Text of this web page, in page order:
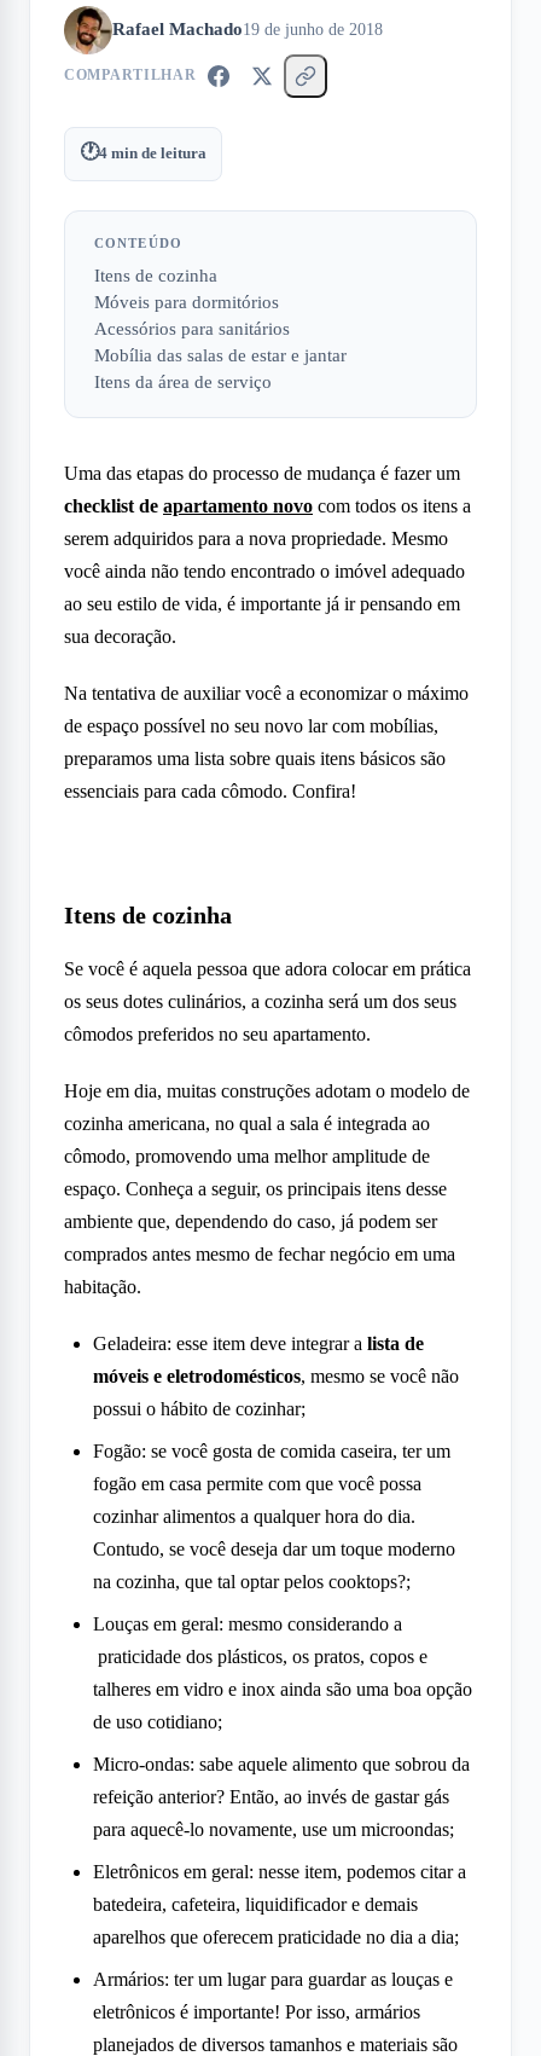
Rafael Machado19 de junho de 2018
COMPARTILHAR
🕐4 min de leitura
CONTEÚDO
Itens de cozinha
Móveis para dormitórios
Acessórios para sanitários
Mobília das salas de estar e jantar
Itens da área de serviço
Uma das etapas do processo de mudança é fazer um
checklist de apartamento novo com todos os itens a
serem adquiridos para a nova propriedade. Mesmo
você ainda não tendo encontrado o imóvel adequado
ao seu estilo de vida, é importante já ir pensando em
sua decoração.
Na tentativa de auxiliar você a economizar o máximo
de espaço possível no seu novo lar com mobílias,
preparamos uma lista sobre quais itens básicos são
essenciais para cada cômodo. Confira!
Itens de cozinha
Se você é aquela pessoa que adora colocar em prática
os seus dotes culinários, a cozinha será um dos seus
cômodos preferidos no seu apartamento.
Hoje em dia, muitas construções adotam o modelo de
cozinha americana, no qual a sala é integrada ao
cômodo, promovendo uma melhor amplitude de
espaço. Conheça a seguir, os principais itens desse
ambiente que, dependendo do caso, já podem ser
comprados antes mesmo de fechar negócio em uma
habitação.
Geladeira: esse item deve integrar a lista de
móveis e eletrodomésticos, mesmo se você não
possui o hábito de cozinhar;
Fogão: se você gosta de comida caseira, ter um
fogão em casa permite com que você possa
cozinhar alimentos a qualquer hora do dia.
Contudo, se você deseja dar um toque moderno
na cozinha, que tal optar pelos cooktops?;
Louças em geral: mesmo considerando a
praticidade dos plásticos, os pratos, copos e
talheres em vidro e inox ainda são uma boa opção
de uso cotidiano;
Micro-ondas: sabe aquele alimento que sobrou da
refeição anterior? Então, ao invés de gastar gás
para aquecê-lo novamente, use um microondas;
Eletrônicos em geral: nesse item, podemos citar a
batedeira, cafeteira, liquidificador e demais
aparelhos que oferecem praticidade no dia a dia;
Armários: ter um lugar para guardar as louças e
eletrônicos é importante! Por isso, armários
planejados de diversos tamanhos e materiais são